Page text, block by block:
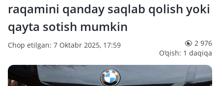
raqamini qanday saqlab qolish yoki
qayta sotish mumkin
Chop etilgan: 7 Oktabr 2025, 17:59
2 976
O‘qish: 1 daqiqa